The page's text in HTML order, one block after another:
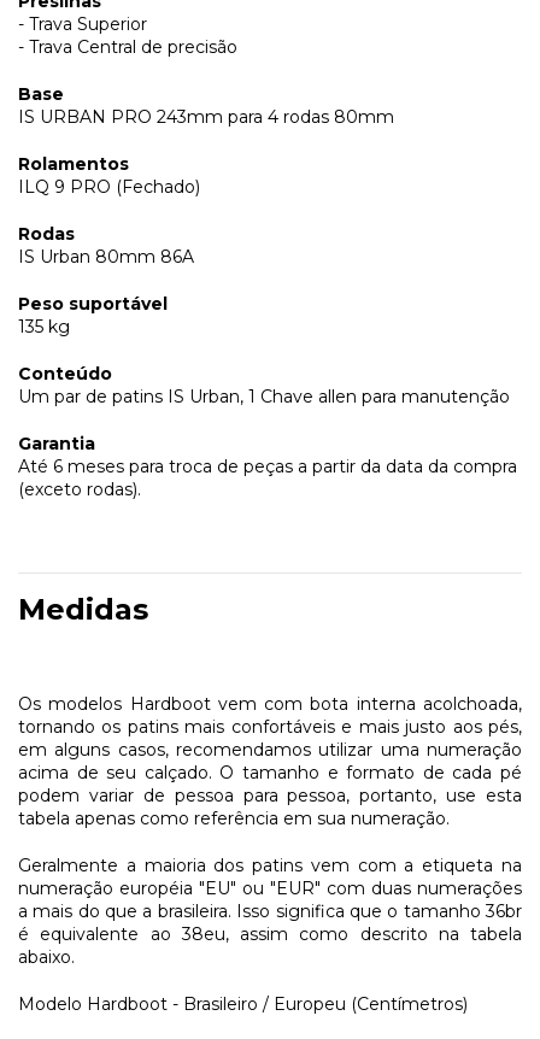
- Trava Superior
- Trava Central de precisão
Base
IS URBAN PRO 243mm para 4 rodas 80mm
Rolamentos
ILQ 9 PRO (Fechado)
Rodas
IS Urban 80mm 86A
Peso suportável
135 kg
Conteúdo
Um par de patins IS Urban, 1 Chave allen para manutenção
Garantia
Até 6 meses para troca de peças a partir da data da compra
(exceto rodas).
Medidas
Os modelos Hardboot vem com bota interna acolchoada,
tornando os patins mais confortáveis e mais justo aos pés,
em alguns casos, recomendamos utilizar uma numeração
acima de seu calçado. O tamanho e formato de cada pé
podem variar de pessoa para pessoa, portanto, use esta
tabela apenas como referência em sua numeração.
Geralmente a maioria dos patins vem com a etiqueta na
numeração européia "EU" ou "EUR" com duas numerações
a mais do que a brasileira. Isso significa que o tamanho 36br
é equivalente ao 38eu, assim como descrito na tabela
abaixo.
Modelo Hardboot - Brasileiro / Europeu (Centímetros)​